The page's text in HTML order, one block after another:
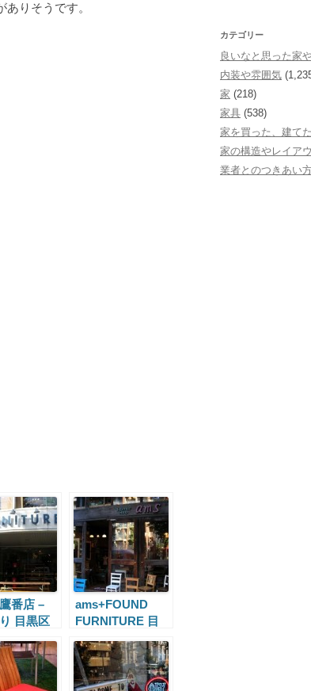
りそうです。
番店 –
目黒区
ams+FOUND
FURNITURE 目
カテゴリー
良いなと思った家
内装や雰囲気
家 (218)
家具 (538)
家を買った、建て
家の構造やレイア
業者とのつきあい